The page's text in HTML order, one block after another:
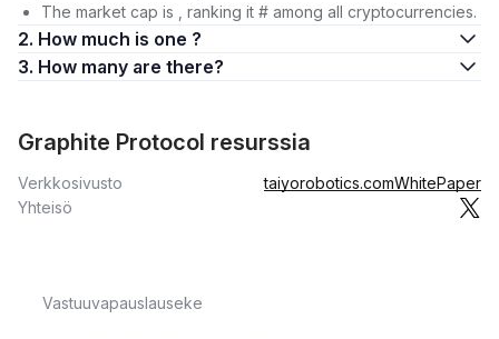
The market cap is , ranking it # among all cryptocurrencies.
2. How much is one ?
3. How many are there?
Graphite Protocol resurssia
Verkkosivusto taiyorobotics.comWhitePaper
Yhteisö
Vastuuvapauslauseke